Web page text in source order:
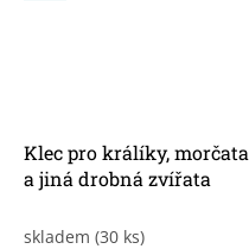
Klec pro králíky, morčata
a jiná drobná zvířata
skladem (30 ks)